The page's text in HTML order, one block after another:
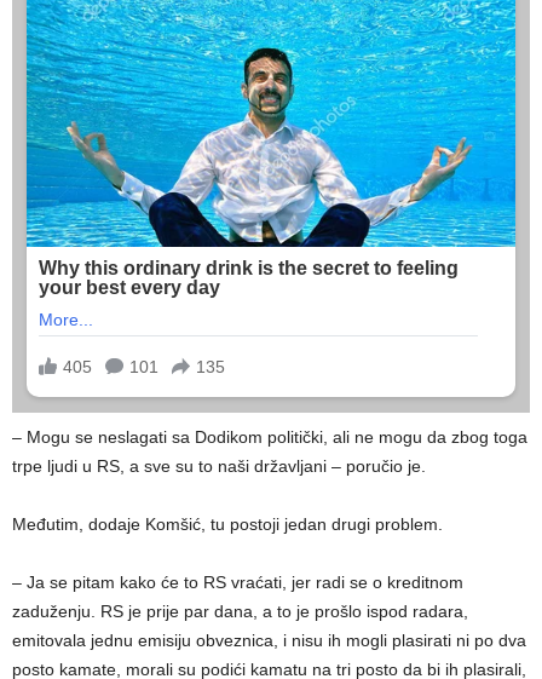
– Mogu se neslagati sa Dodikom politički, ali ne mogu da zbog toga
trpe ljudi u RS, a sve su to naši državljani – poručio je.
Međutim, dodaje Komšić, tu postoji jedan drugi problem.
– Ja se pitam kako će to RS vraćati, jer radi se o kreditnom
zaduženju. RS je prije par dana, a to je prošlo ispod radara,
emitovala jednu emisiju obveznica, i nisu ih mogli plasirati ni po dva
posto kamate, morali su podići kamatu na tri posto da bi ih plasirali,